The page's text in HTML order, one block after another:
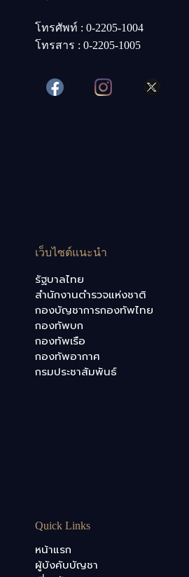
โทรศัพท์ : 0-2205-1004
โทรสาร : 0-2205-1005
เว็บไซต์แนะนำ
รัฐบาลไทย
สำนักงานตำรวจแห่งชาติ
กองบัญชาการกองทัพไทย
กองทัพบก
กองทัพเรือ
กองทัพอากาศ
กรมประชาสัมพันธ์
Quick Links
หน้าแรก
ผู้บังคับบัญชา